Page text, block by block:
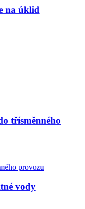
na úklid
třísměnného
provozu
vody